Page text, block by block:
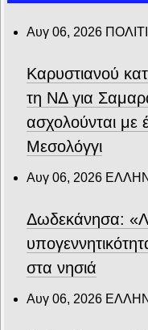
Αυγ 06, 2026
Καρυστιανού
τη ΝΔ για
ασχολούνται με
Μεσολόγγι
Αυγ 06, 2026
Δωδεκάνησα:
στα νησιά
Αυγ 06, 2026